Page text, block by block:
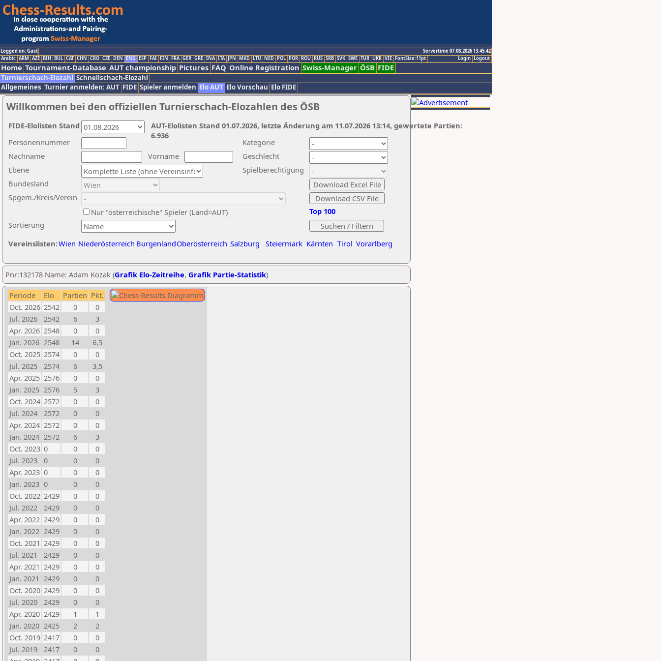
Logged on: Gast
Servertime 07.08.2026 13:45:42
Logout
Login
Arabic ARM AZE BIH BUL CAT CHN CRO CZE DEN ENG ESP FAI FIN FRA GER GRE INA ITA JPN MKD LTU NED POL POR ROU RUS SRB SVK SWE TUR UKR VIE FontSize:11pt
Home Tournament-Database AUT championship Pictures FAQ Online Registration Swiss-Manager ÖSB FIDE
Turnierschach-Elozahl Schnellschach-Elozahl
Allgemeines Turnier anmelden: AUT FIDE Spieler anmelden Elo AUT Elo Vorschau Elo FIDE
Willkommen bei den offiziellen Turnierschach-Elozahlen des ÖSB
Nachname
Vorname
Ebene
Kategorie
Sortierung
Personennummer
Bundesland
Spgem./Kreis/Verein
Geschlecht
Nur "österreichische" Spieler (Land=AUT)
Spielberechtigung
Vereinslisten:Wien Niederösterreich BurgenlandOberösterreich Salzburg Steiermark Kärnten Tirol Vorarlberg
Top 100
AUT-Elolisten Stand 01.07.2026, letzte Änderung am 11.07.2026 13:14, gewertete Partien:
6.936
FIDE-Elolisten Stand
Pnr:132178 Name: Adam Kozak (Grafik Elo-Zeitreihe, Grafik Partie-Statistik)
Periode Elo Partien Pkt.
Oct. 2026 2542 0
0
Jul. 2026
2542 6
3
Apr. 2026 2548 0
0
Jan. 2026 2548 14
6,5
Oct. 2025 2574 0
0
Jul. 2025
2574 6
3,5
Apr. 2025 2576 0
0
Jan. 2025 2576 5
3
Oct. 2024 2572 0
0
Jul. 2024
2572 0
0
Apr. 2024 2572 0
0
Jan. 2024 2572 6
3
Oct. 2023 0 0
0
Jul. 2023
0 0
0
Apr. 2023 0 0
0
Jan. 2023 0 0
0
Oct. 2022 2429 0
0
Jul. 2022
2429 0
0
Apr. 2022 2429 0
0
Jan. 2022 2429 0
0
Oct. 2021 2429 0
0
Jul. 2021
2429 0
0
Apr. 2021 2429 0
0
Jan. 2021 2429 0
0
Oct. 2020 2429 0
0
Jul. 2020
2429 0
0
Apr. 2020 2429 1
1
Jan. 2020 2425 2
2
Oct. 2019 2417 0
0
Jul. 2019
2417 0
0